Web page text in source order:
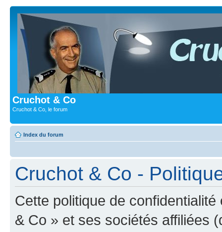
Cruchot & Co
Cruchot & Co, le forum
Index du forum
Cruchot & Co -
Cette politique de
& Co » et ses sociétés affiliées